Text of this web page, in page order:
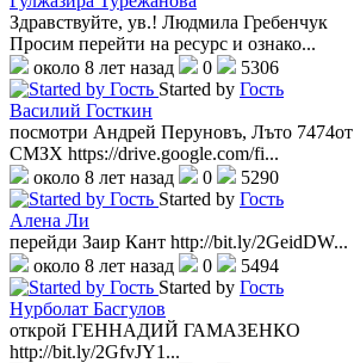
Здравствуйте, ув.! Людмила Гребенчук
Просим перейти на ресурс и ознако...
около 8 лет назад
0
5306
Started by Гость
Василий Госткин
посмотри Андрей Перуновъ, Лъто 7474от
СМЗХ https://drive.google.com/fi...
около 8 лет назад
0
5290
Started by Гость
Алена Ли
перейди Заир Кант http://bit.ly/2GeidDW...
около 8 лет назад
0
5494
Started by Гость
Нурболат Басгулов
открой ГЕННАДИЙ ГАМАЗЕНКО
http://bit.ly/2GfvJY1...